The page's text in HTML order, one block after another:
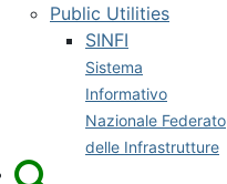
Public Utilities
SINFI
Sistema
Informativo
Nazionale Federato
delle Infrastrutture